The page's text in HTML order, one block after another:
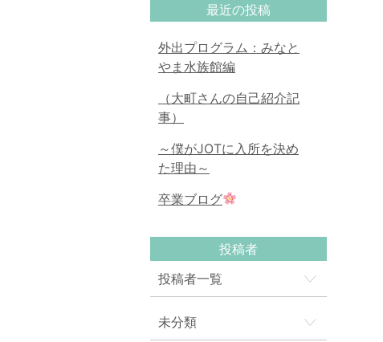
最近の投稿
外出プログラム：みなと
やま水族館編
（大町さんの自己紹介記
事）
～僕がJOTに入所を決め
た理由～
卒業ブログ
投稿者
投稿者一覧
未分類